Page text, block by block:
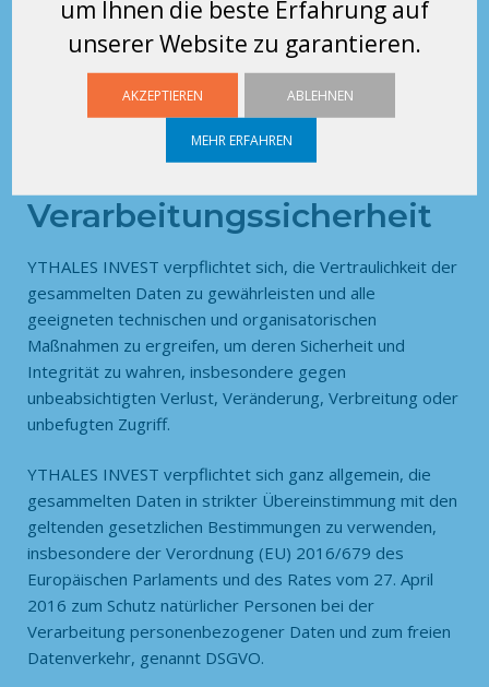
um Ihnen die beste Erfahrung auf
unserer Website zu garantieren.
AKZEPTIEREN ABLEHNEN
MEHR ERFAHREN
Möglichkeit, eine Beschwerde bei der französischen
Datenschutzbehörde (Commission Nationale de
l’Informatique et des Libertés –CNIL) einzureichen.
7. Daten- und
Verarbeitungssicherheit
YTHALES INVEST verpflichtet sich, die Vertraulichkeit der
gesammelten Daten zu gewährleisten und alle
geeigneten technischen und organisatorischen
Maßnahmen zu ergreifen, um deren Sicherheit und
Integrität zu wahren, insbesondere gegen
unbeabsichtigten Verlust, Veränderung, Verbreitung oder
unbefugten Zugriff.
YTHALES INVEST verpflichtet sich ganz allgemein, die
gesammelten Daten in strikter Übereinstimmung mit den
geltenden gesetzlichen Bestimmungen zu verwenden,
insbesondere der Verordnung (EU) 2016/679 des
Europäischen Parlaments und des Rates vom 27. April
2016 zum Schutz natürlicher Personen bei der
Verarbeitung personenbezogener Daten und zum freien
Datenverkehr, genannt DSGVO.